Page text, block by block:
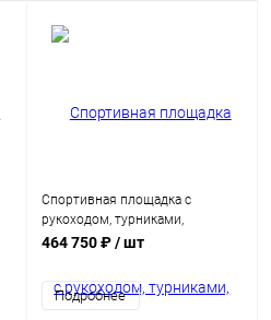
Спортивная площадка с
рукоходом, турниками,
брусьями, шведской стенкой и
464 750 ₽/ шт
Подробнее